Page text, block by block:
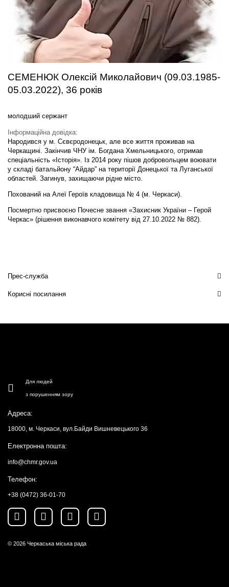
СЕМЕНЮК Олексій Миколайович (09.03.1985-
05.03.2022), 36 років
молодший сержант
Інформаційна довідка:
Народився у м. Сєвєродонецьк, але все життя проживав на
Черкащині. Закінчив ЧНУ ім. Богдана Хмельницького, отримав
спеціальність «Історія». Із 2014 року пішов добровольцем воювати
у складі батальйону “Айдар” на території Донецької та Луганської
областей. Загинув, захищаючи рідне місто.
Похований на Алеї Героїв кладовища № 4 (м. Черкаси).
Посмертно присвоєно Почесне звання «Захисник України – Герой
Черкас» (рішення виконавчого комітету від 27.10.2022 № 882).
Прес-служба
Корисні посилання
Для людей
з порушенням зору
Адреса:
18000, м. Черкаси, вул.Байди Вишневецького 36
Електронна пошта:
info@chmr.gov.ua
Телефон:
+38 (0472) 36-01-70
© 2026 Черкаська міська рада